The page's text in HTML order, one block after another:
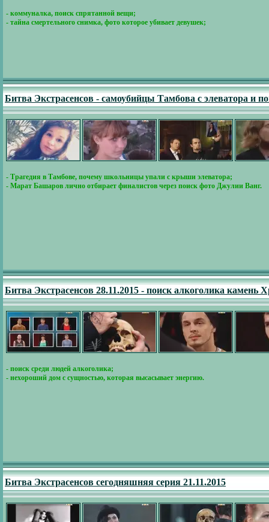
- коммуналка, поиск спрятанной вещи;
- тайна смертельного снимка, фото которое убивает девушек;
Битва Экстрасенсов - самоубийцы Тамбова с элеватора и
- Трагедия в Тамбове, почему школьницы упали с крыши элеватора;
- Марат Башаров лично отбирает финалистов через поиск фото Джулии Ванг.
Битва Экстрасенсов 28.11.2015 - поиск алкоголика камень
- поиск среди людей алкоголика;
- нехороший дом с сущностью, которая высасывает энергию.
Битва Экстрасенсов сегодняшняя серия 21.11.2015